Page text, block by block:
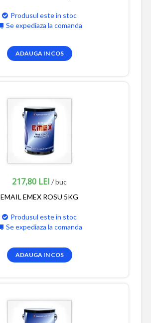
Produsul este in stoc
Se expediaza la comanda
ADAUGA IN COS
217,80 LEI / buc
EMAIL EMEX ROSU 5KG
Produsul este in stoc
Se expediaza la comanda
ADAUGA IN COS